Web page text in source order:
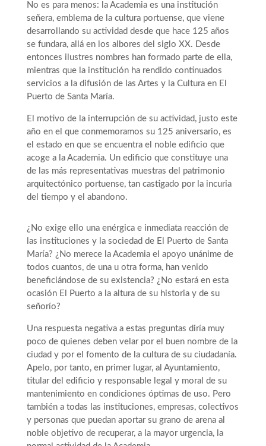
No es para menos: la Academia es una institución
señera, emblema de la cultura portuense, que viene
desarrollando su actividad desde que hace 125 años
se fundara, allá en los albores del siglo XX. Desde
entonces ilustres nombres han formado parte de ella,
mientras que la institución ha rendido continuados
servicios a la difusión de las Artes y la Cultura en El
Puerto de Santa María.
El motivo de la interrupción de su actividad, justo este
año en el que conmemoramos su 125 aniversario, es
el estado en que se encuentra el noble edificio que
acoge a la Academia. Un edificio que constituye una
de las más representativas muestras del patrimonio
arquitectónico portuense, tan castigado por la incuria
del tiempo y el abandono.
¿No exige ello una enérgica e inmediata reacción de
las instituciones y la sociedad de El Puerto de Santa
María? ¿No merece la Academia el apoyo unánime de
todos cuantos, de una u otra forma, han venido
beneficiándose de su existencia? ¿No estará en esta
ocasión El Puerto a la altura de su historia y de su
señorío?
Una respuesta negativa a estas preguntas diría muy
poco de quienes deben velar por el buen nombre de la
ciudad y por el fomento de la cultura de su ciudadanía.
Apelo, por tanto, en primer lugar, al Ayuntamiento,
titular del edificio y responsable legal y moral de su
mantenimiento en condiciones óptimas de uso. Pero
también a todas las instituciones, empresas, colectivos
y personas que puedan aportar su grano de arena al
noble objetivo de recuperar, a la mayor urgencia, la